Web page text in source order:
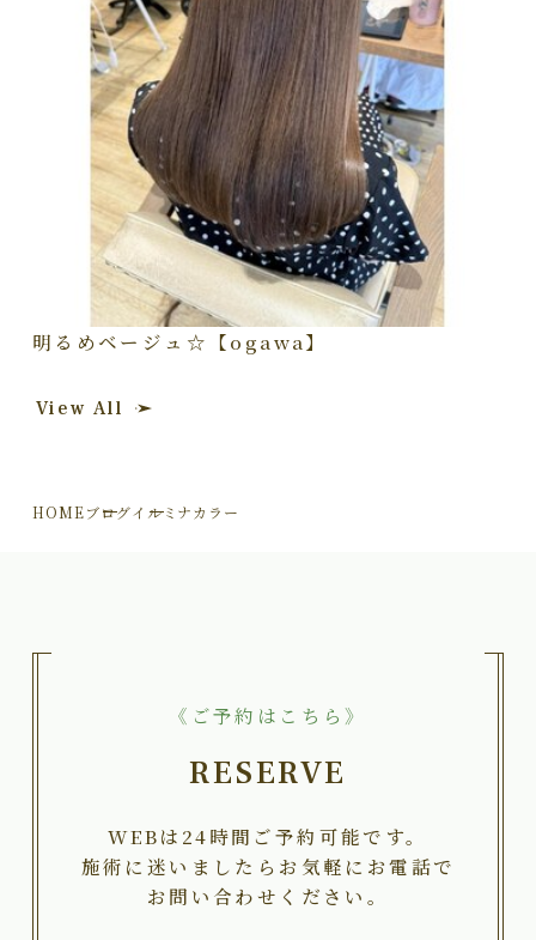
明るめベージュ☆【ogawa】
View All
HOMEブログイルミナカラー
《ご予約はこちら》
RESERVE
WEBは24時間ご予約可能です。
施術に迷いましたらお気軽にお電話で
お問い合わせください。